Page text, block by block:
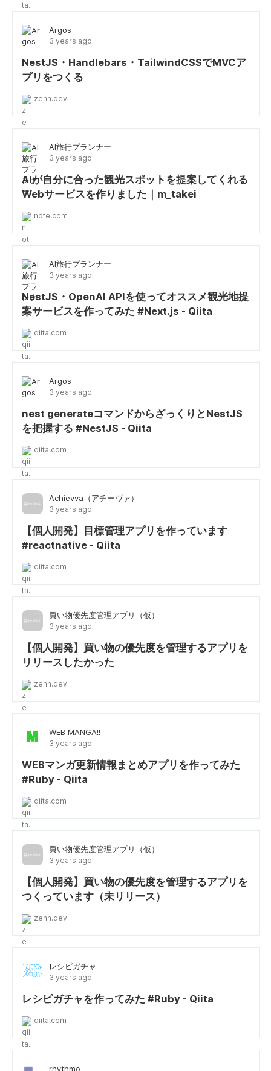
Argos
3 years ago
NestJS・Handlebars・TailwindCSSでMVCア
プリをつくる
zenn.dev
AI旅行プランナー
3 years ago
AIが自分に合った観光スポットを提案してくれる
Webサービスを作りました｜m_takei
note.com
AI旅行プランナー
3 years ago
NestJS・OpenAI APIを使ってオススメ観光地提
案サービスを作ってみた #Next.js - Qiita
qiita.com
Argos
3 years ago
nest generateコマンドからざっくりとNestJS
を把握する #NestJS - Qiita
qiita.com
Achievva（アチーヴァ）
3 years ago
【個人開発】目標管理アプリを作っています
#reactnative - Qiita
qiita.com
買い物優先度管理アプリ（仮）
3 years ago
【個人開発】買い物の優先度を管理するアプリを
リリースしたかった
zenn.dev
WEB MANGA!!
3 years ago
WEBマンガ更新情報まとめアプリを作ってみた
#Ruby - Qiita
qiita.com
買い物優先度管理アプリ（仮）
3 years ago
【個人開発】買い物の優先度を管理するアプリを
つくっています（未リリース）
zenn.dev
レシピガチャ
3 years ago
レシピガチャを作ってみた #Ruby - Qiita
qiita.com
rhythmo